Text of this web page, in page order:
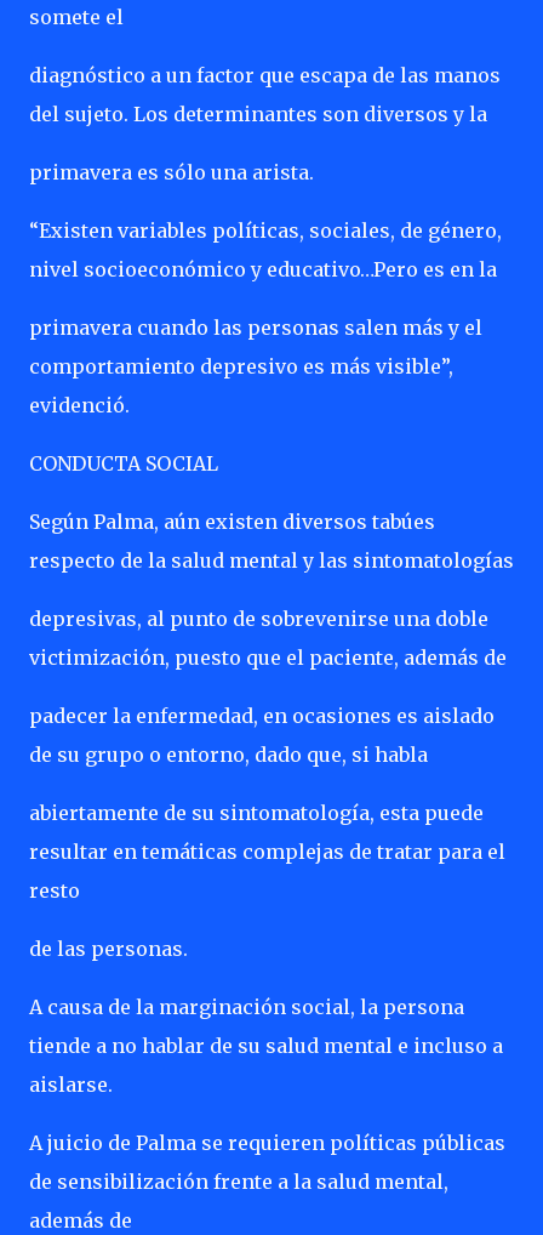
somete el
diagnóstico a un factor que escapa de las manos
del sujeto. Los determinantes son diversos y la
primavera es sólo una arista.
“Existen variables políticas, sociales, de género,
nivel socioeconómico y educativo…Pero es en la
primavera cuando las personas salen más y el
comportamiento depresivo es más visible”,
evidenció.
CONDUCTA SOCIAL
Según Palma, aún existen diversos tabúes
respecto de la salud mental y las sintomatologías
depresivas, al punto de sobrevenirse una doble
victimización, puesto que el paciente, además de
padecer la enfermedad, en ocasiones es aislado
de su grupo o entorno, dado que, si habla
abiertamente de su sintomatología, esta puede
resultar en temáticas complejas de tratar para el
resto
de las personas.
A causa de la marginación social, la persona
tiende a no hablar de su salud mental e incluso a
aislarse.
A juicio de Palma se requieren políticas públicas
de sensibilización frente a la salud mental,
además de